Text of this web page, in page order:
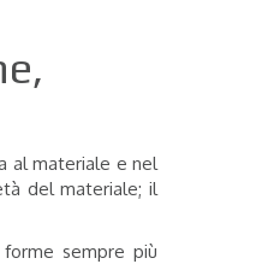
al materiale e nel
del materiale; il
sempre più